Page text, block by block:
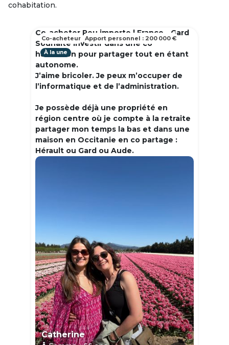
cohabitation.
Co-acheter Peu importe | France - Gard
Souhaite investir dans une co
habitation pour partager tout en étant
autonome.
J’aime bricoler. Je peux m’occuper de
l’informatique et de l’administration.
Je possède déjà une propriété en
région centre où je compte à la retraite
partager mon temps la bas et dans une
maison en Occitanie en co partage :
Hérault ou Gard ou Aude.
À la une
Catherine
Co-acheteur Apport personnel : 200 000 €